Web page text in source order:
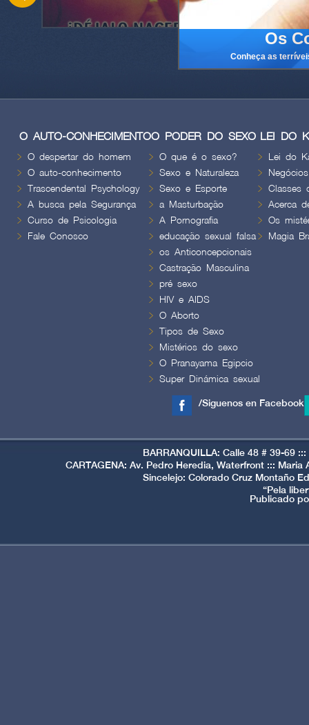
Os
Conheça as
O AUTO-CONHECIMENTO
O despertar do homem
O auto-conhecimento
Trascendental Psychology
A busca pela Segurança
Curso de Psicologia
Fale Conosco
O PODER DO SEXO
O que é o sexo?
Sexo e Naturaleza
Sexo e Esporte
a Masturbação
A Pornografia
educação sexual falsa
os Anticoncepcionais
Castração Masculina
pré sexo
HIV e AIDS
O Aborto
Tipos de Sexo
Mistérios do sexo
O Pranayama Egipcio
Super Dinámica sexual
LEI DO
Lei do
Classes
Acerca
Os
Magia
/Siguenos en Facebook
BARRANQUILLA: Calle 48 # 39-69
CARTAGENA: Av. Pedro Heredia, Waterfront :::
Sincelejo: Colorado Cruz Montaño
“Pela
Publicado